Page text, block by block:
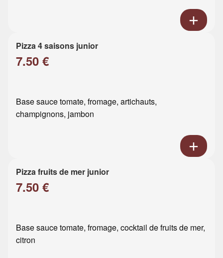
Pizza 4 saisons junior
7.50 €
Base sauce tomate, fromage, artichauts,
champignons, jambon
Pizza fruits de mer junior
7.50 €
Base sauce tomate, fromage, cocktail de fruits de mer,
citron